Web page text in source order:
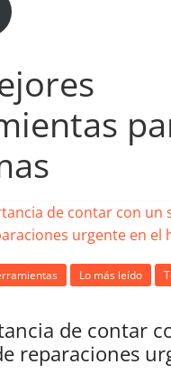
Lo más leído
de contar
reparaciones